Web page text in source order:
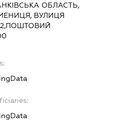
ОБЛАСТЬ,
ВУЛИЦЯ